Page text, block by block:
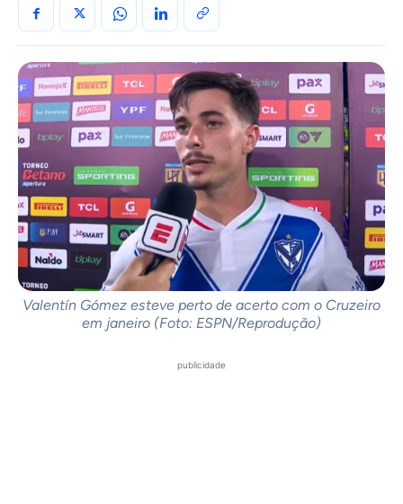
Valentín Gómez esteve perto de acerto com o Cruzeiro
em janeiro (Foto: ESPN/Reprodução)
publicidade